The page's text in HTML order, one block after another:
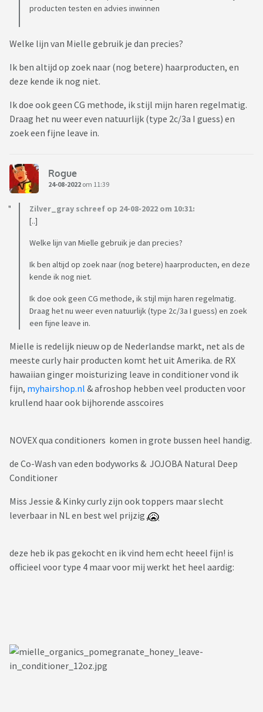
producten testen en advies inwinnen
Welke lijn van Mielle gebruik je dan precies?
Ik ben altijd op zoek naar (nog betere) haarproducten, en
deze kende ik nog niet.
Ik doe ook geen CG methode, ik stijl mijn haren regelmatig.
Draag het nu weer even natuurlijk (type 2c/3a I guess) en
zoek een fijne leave in.
Rogue
24-08-2022 om 11:39
Zilver_gray schreef op 24-08-2022 om 10:31:
[..]
Welke lijn van Mielle gebruik je dan precies?
Ik ben altijd op zoek naar (nog betere) haarproducten, en deze
kende ik nog niet.
Ik doe ook geen CG methode, ik stijl mijn haren regelmatig.
Draag het nu weer even natuurlijk (type 2c/3a I guess) en zoek
een fijne leave in.
Mielle is redelijk nieuw op de Nederlandse markt, net als de
meeste curly hair producten komt het uit Amerika. de RX
hawaiian ginger moisturizing leave in conditioner vond ik
fijn, myhairshop.nl & afroshop hebben veel producten voor
krullend haar ook bijhorende asscoires
NOVEX qua conditioners komen in grote bussen heel handig.
de Co-Wash van eden bodyworks & JOJOBA Natural Deep
Conditioner
Miss Jessie & Kinky curly zijn ook toppers maar slecht
leverbaar in NL en best wel prijzig
deze heb ik pas gekocht en ik vind hem echt heeel fijn! is
officieel voor type 4 maar voor mij werkt het heel aardig: